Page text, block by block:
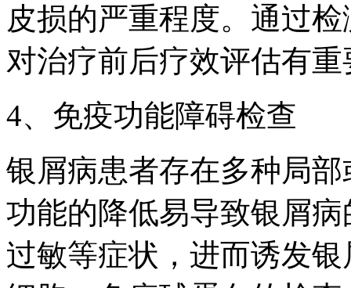
皮损的严重程度。通过
对治疗前后疗效评估有
4、免疫功能障碍检查
银屑病患者存在多种局
功能的降低易导致银屑
过敏等症状，进而诱发